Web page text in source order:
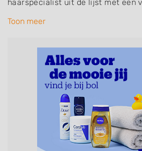
haarspecialist uit de lijst met een
specialisaties of aantekeningen:
zonder afspraak terecht kunt. De
kunnen uw haren wassen,
maar ook helpen met extensions,
opsteken, weave, een
permanent, een bruidkapsel,
epileren,
een baard en pruiken. U kunt de
Toon meer